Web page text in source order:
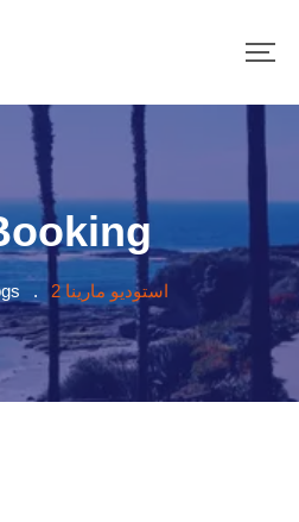
. استوديو مارينا 2